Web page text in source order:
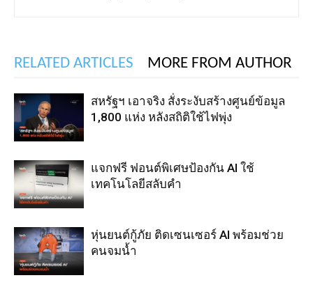
RELATED ARTICLES MORE FROM AUTHOR
สหรัฐฯ เอาจริง สั่งระงับสร้างศูนย์ข้อมูล
1,800 แห่ง หลังสถิติใช้ไฟพุ่ง
แจกฟรี ฟอนต์พิเศษป้องกัน AI ใช้
เทคโนโลยีสลับคำ
หุ่นยนต์กู้ภัย ติดเซนเซอร์ AI พร้อมช่วย
คนจมน้ำ